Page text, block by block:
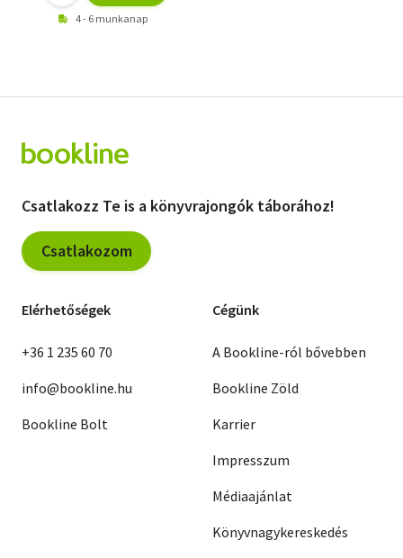
4 - 6 munkanap
Csatlakozz Te is a könyvrajongók táborához!
Csatlakozom
Elérhetőségek
+36 1 235 60 70
info@bookline.hu
Bookline Bolt
Cégünk
A Bookline-ról bővebben
Bookline Zöld
Karrier
Impresszum
Médiaajánlat
Könyvnagykereskedés